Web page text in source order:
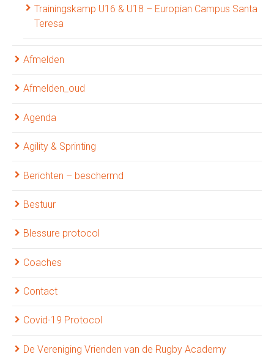
Trainingskamp U16 & U18 – Europian Campus Santa
Teresa
Afmelden
Afmelden_oud
Agenda
Agility & Sprinting
Berichten – beschermd
Bestuur
Blessure protocol
Coaches
Contact
Covid-19 Protocol
De Vereniging Vrienden van de Rugby Academy